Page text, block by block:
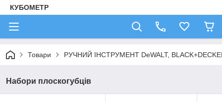
КУБОМЕТР
Товари РУЧНИЙ ІНСТРУМЕНТ DeWALT,
Набори плоскогубців